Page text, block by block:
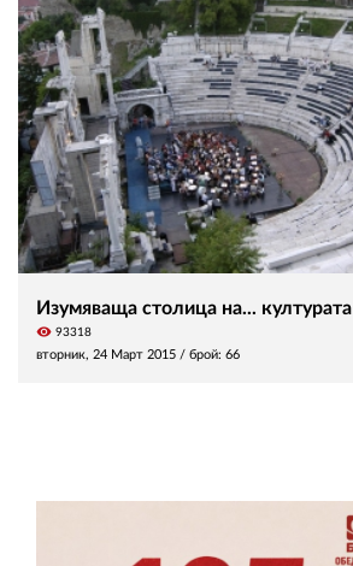
Изумяваща столица на... културата
visibility 93318
вторник, 24 Март 2015 / брой: 66